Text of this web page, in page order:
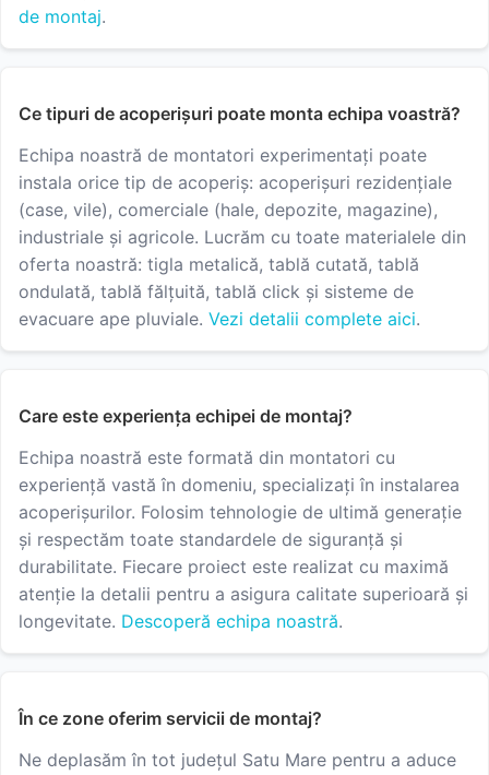
de montaj.
Ce tipuri de acoperișuri poate monta echipa voastră?
Echipa noastră de montatori experimentați poate
instala orice tip de acoperiș: acoperișuri rezidențiale
(case, vile), comerciale (hale, depozite, magazine),
industriale și agricole. Lucrăm cu toate materialele din
oferta noastră: tigla metalică, tablă cutată, tablă
ondulată, tablă fălțuită, tablă click și sisteme de
evacuare ape pluviale. Vezi detalii complete aici.
Care este experiența echipei de montaj?
Echipa noastră este formată din montatori cu
experiență vastă în domeniu, specializați în instalarea
acoperișurilor. Folosim tehnologie de ultimă generație
și respectăm toate standardele de siguranță și
durabilitate. Fiecare proiect este realizat cu maximă
atenție la detalii pentru a asigura calitate superioară și
longevitate. Descoperă echipa noastră.
În ce zone oferim servicii de montaj?
Ne deplasăm în tot județul Satu Mare pentru a aduce